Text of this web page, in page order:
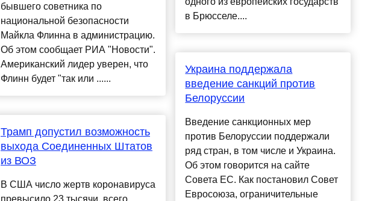
бывшего советника по
национальной безопасности
Майкла Флинна в администрацию.
Об этом сообщает РИА "Новости".
Американский лидер уверен, что
Флинн будет "так или ......
Трамп допустил возможность
выхода Соединенных Штатов
из ВОЗ
В США число жертв коронавируса
в Брюсселе....
Украина поддержала
введение санкций против
Белоруссии
Введение санкционных мер
против Белоруссии поддержали
ряд стран, в том числе и Украина.
Об этом говорится на сайте
Совета ЕС. Как постановил Совет
Евросоюза, ограничительные